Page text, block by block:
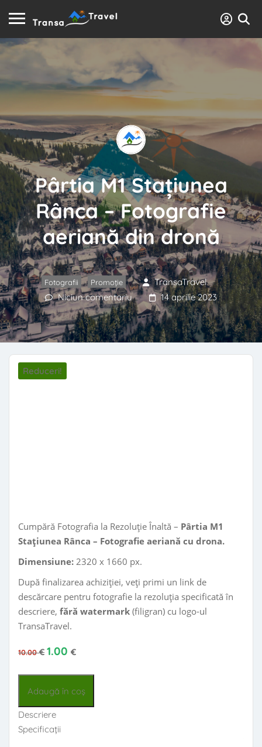
Pârtia M1 Stațiunea
Rânca – Fotografie
aeriană din dronă
Fotografii , Promoție TransaTravel
Niciun comentariu 14 aprilie 2023
Reduceri!
Cumpără Fotografia la Rezoluție Înaltă – Pârtia M1
Stațiunea Rânca – Fotografie aeriană cu drona.
Dimensiune: 2320 x 1660 px.
După finalizarea achiziției, veți primi un link de
descărcare pentru fotografie la rezoluția specificată în
descriere, fără watermark (filigran) cu logo-ul
TransaTravel.
10.00€
Prețul inițial a fost: 10.00 €.
1.00 €
Cantitate Pârtia M1 Stațiunea Rânca - Fotografie aeriană din
Adaugă în coș
Descriere
Specificații